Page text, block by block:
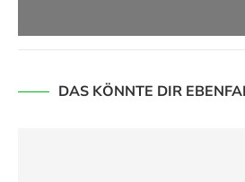
DAS KÖNNTE DIR